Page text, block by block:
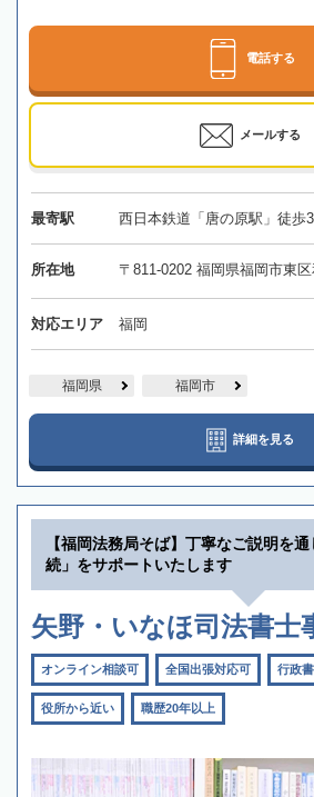
電話する
メールする
最寄駅 西日本鉄道「唐の原駅」徒歩
所在地 〒811-0202 福岡県福岡市東
対応エリア 福岡
福岡県 福岡市
詳細を見る
【福岡法務局そば】丁寧なご説明を
続」をサポートいたします
矢野・いなほ司法書士
オンライン相談可 全国出張対応可 行政
役所から近い 職歴20年以上